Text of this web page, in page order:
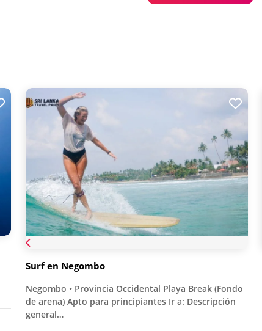
Surf en Negombo
Negombo • Provincia Occidental Playa Break (Fondo
de arena) Apto para principiantes Ir a: Descripción
general…